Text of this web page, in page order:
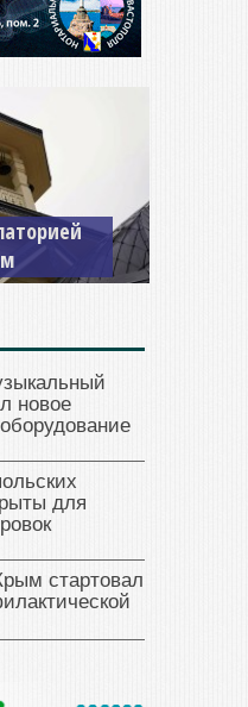
и
открыт
новое
для
стартовал